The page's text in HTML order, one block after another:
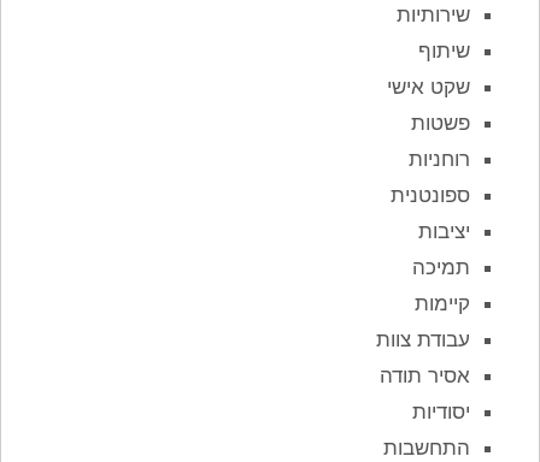
שירותיות
שיתוף
שקט אישי
פשטות
רוחניות
ספונטנית
יציבות
תמיכה
קיימות
עבודת צוות
אסיר תודה
יסודיות
התחשבות